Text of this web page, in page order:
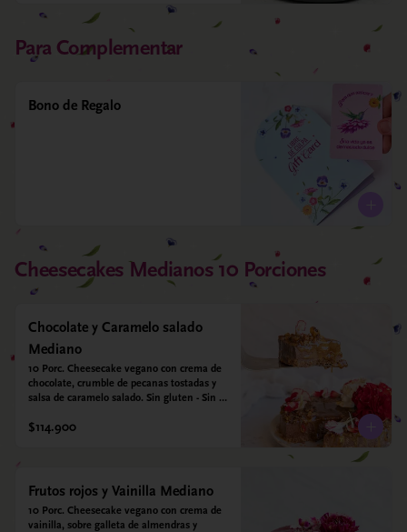
Para Complementar
Bono de Regalo
Cheesecakes Medianos 10 Porciones
Chocolate y Caramelo salado
Mediano
10 Porc. Cheesecake vegano con crema de
chocolate, crumble de pecanas tostadas y
salsa de caramelo salado. Sin gluten - Sin
$114.900
Frutos rojos y Vainilla Mediano
10 Porc. Cheesecake vegano con crema de
vainilla, sobre galleta de almendras y